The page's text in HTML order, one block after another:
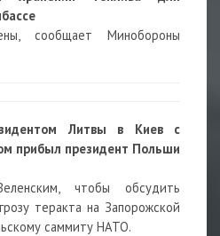
сообщает Минобороны
Литвы в Киев с
прибыл президент Польши
чтобы обсудить
теракта на Запорожской
саммиту НАТО.